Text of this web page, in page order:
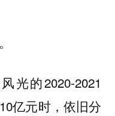
光的2020-2021
亿元时，依旧分